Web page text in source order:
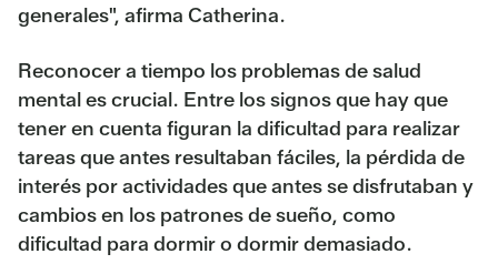
generales", afirma Catherina.
Reconocer a tiempo los problemas de salud
mental es crucial. Entre los signos que hay que
tener en cuenta figuran la dificultad para realizar
tareas que antes resultaban fáciles, la pérdida de
interés por actividades que antes se disfrutaban y
cambios en los patrones de sueño, como
dificultad para dormir o dormir demasiado.